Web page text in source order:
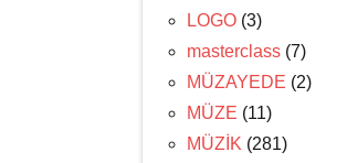
LOGO (3)
masterclass (7)
MÜZAYEDE (2)
MÜZE (11)
MÜZİK (281)